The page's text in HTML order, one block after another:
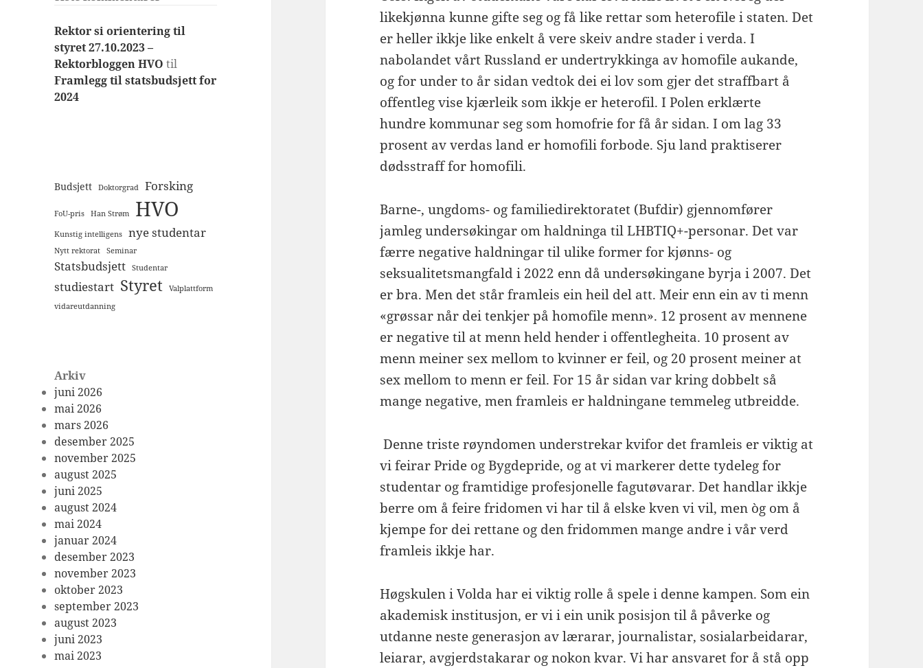
Rektor si orientering til
styret 27.10.2023 –
Rektorbloggen HVO til
Framlegg til statsbudsjett for
2024
Budsjett Doktorgrad Forsking
FoU-pris Han Strøm HVO
Kunstig intelligens nye studentar
Nytt rektorat Seminar
Statsbudsjett Studentar
studiestart Styret
Valplattform
vidareutdanning
Arkiv
juni 2026
mai 2026
mars 2026
desember 2025
november 2025
august 2025
juni 2025
august 2024
mai 2024
januar 2024
desember 2023
november 2023
oktober 2023
september 2023
august 2023
juni 2023
mai 2023
likekjønna kunne gifte seg og få like rettar som heterofile i staten. Det
er heller ikkje like enkelt å vere skeiv andre stader i verda. I
nabolandet vårt Russland er undertrykkinga av homofile aukande,
og for under to år sidan vedtok dei ei lov som gjer det straffbart å
offentleg vise kjærleik som ikkje er heterofil. I Polen erklærte
hundre kommunar seg som homofrie for få år sidan. I om lag 33
prosent av verdas land er homofili forbode. Sju land praktiserer
dødsstraff for homofili.
Barne-, ungdoms- og familiedirektoratet (Bufdir) gjennomfører
jamleg undersøkingar om haldninga til LHBTIQ+-personar. Det var
færre negative haldningar til ulike former for kjønns- og
seksualitetsmangfald i 2022 enn då undersøkingane byrja i 2007. Det
er bra. Men det står framleis ein heil del att. Meir enn ein av ti menn
«grøssar når dei tenkjer på homofile menn». 12 prosent av mennene
er negative til at menn held hender i offentlegheita. 10 prosent av
menn meiner sex mellom to kvinner er feil, og 20 prosent meiner at
sex mellom to menn er feil. For 15 år sidan var kring dobbelt så
mange negative, men framleis er haldningane temmeleg utbreidde.
Denne triste røyndomen understrekar kvifor det framleis er viktig at
vi feirar Pride og Bygdepride, og at vi markerer dette tydeleg for
studentar og framtidige profesjonelle fagutøvarar. Det handlar ikkje
berre om å feire fridomen vi har til å elske kven vi vil, men òg om å
kjempe for dei rettane og den fridommen mange andre i vår verd
framleis ikkje har.
Høgskulen i Volda har ei viktig rolle å spele i denne kampen. Som ein
akademisk institusjon, er vi i ein unik posisjon til å påverke og
utdanne neste generasjon av lærarar, journalistar, sosialarbeidarar,
leiarar, avgjerdstakarar og nokon kvar. Vi har ansvaret for å stå opp